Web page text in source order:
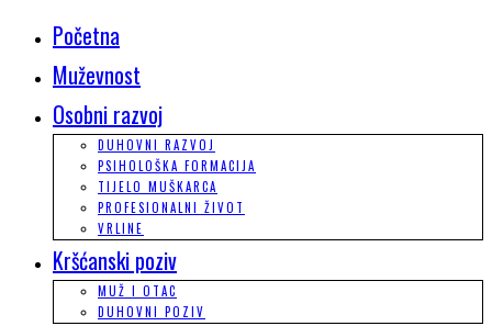
Početna
Muževnost
Osobni razvoj
DUHOVNI RAZVOJ
PSIHOLOŠKA FORMACIJA
TIJELO MUŠKARCA
PROFESIONALNI ŽIVOT
VRLINE
Kršćanski poziv
MUŽ I OTAC
DUHOVNI POZIV